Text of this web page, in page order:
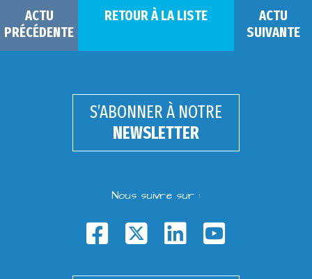
ACTU
PRÉCÉDENTE
RETOUR À LA LISTE
ACTU
SUIVANTE
S’ABONNER À NOTRE
NEWSLETTER
Nous suivre sur :